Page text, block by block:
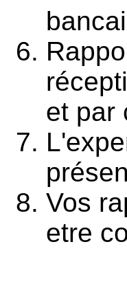
et par
Vos
etre